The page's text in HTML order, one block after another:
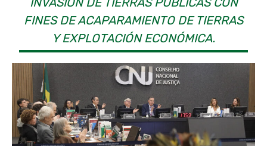
FINES DE ACAPARAMIENTO DE TIERRAS
Y EXPLOTACIÓN ECONÓMICA.